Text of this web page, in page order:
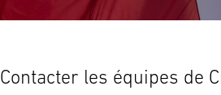
Contacter les équipes de